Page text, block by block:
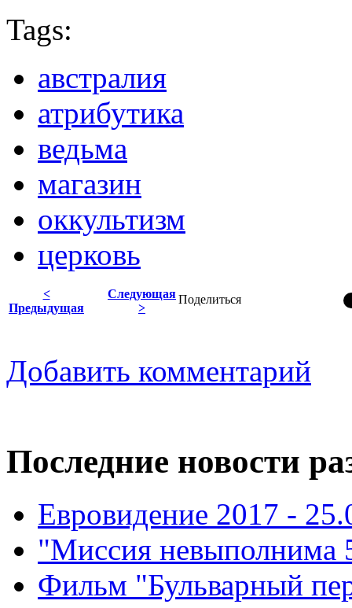
Tags:
австралия
атрибутика
ведьма
магазин
оккультизм
церковь
Поделиться
<
Предыдущая
Следующая
>
Добавить комментарий
Последние новости
Евровидение 2017 -
"Миссия невыполнима
Фильм "Бульварный